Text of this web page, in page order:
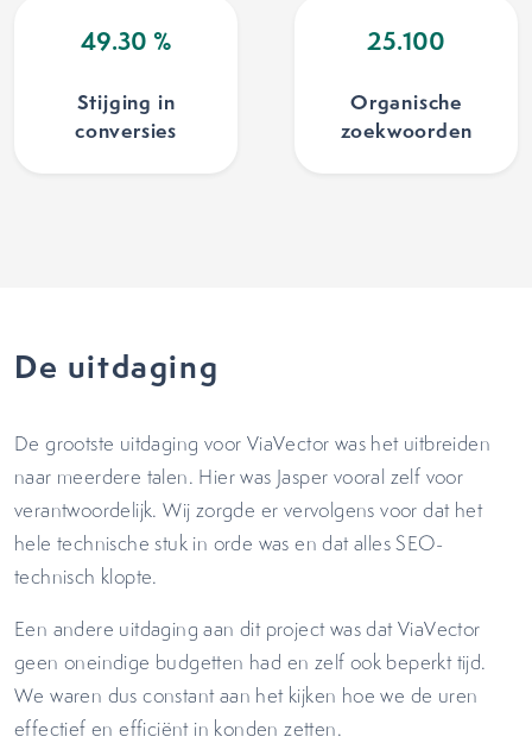
49.30 %
Stijging in
conversies
25.100
Organische
zoekwoorden
De uitdaging
De grootste uitdaging voor ViaVector was het uitbreiden
naar meerdere talen. Hier was Jasper vooral zelf voor
verantwoordelijk. Wij zorgde er vervolgens voor dat het
hele technische stuk in orde was en dat alles SEO-
technisch klopte.
Een andere uitdaging aan dit project was dat ViaVector
geen oneindige budgetten had en zelf ook beperkt tijd.
We waren dus constant aan het kijken hoe we de uren
effectief en efficiënt in konden zetten.